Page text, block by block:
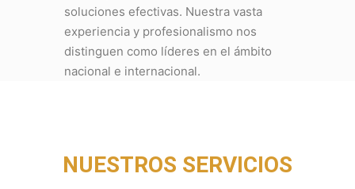
soluciones efectivas. Nuestra vasta
experiencia y profesionalismo nos
distinguen como líderes en el ámbito
nacional e internacional.
NUESTROS SERVICIOS